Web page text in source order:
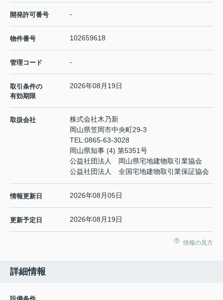
開発許可番号 -
物件番号 102659618
管理コード -
取引条件の
有効期限
2026年08月19日
取扱会社
株式会社木乃新
岡山県笠岡市中央町29-3
TEL:0865-63-3028
岡山県知事 (4) 第5351号
公益社団法人 岡山県宅地建物取引業協会
公益社団法人 全国宅地建物取引業保証協会
情報更新日 2026年08月05日
更新予定日 2026年08月19日
情報の見方
詳細情報